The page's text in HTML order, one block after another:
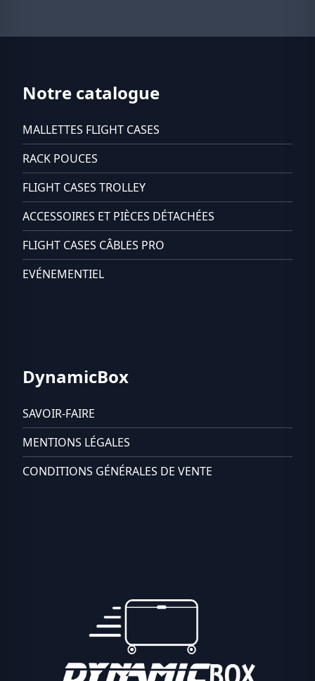
Notre catalogue
MALLETTES FLIGHT CASES
RACK POUCES
FLIGHT CASES TROLLEY
ACCESSOIRES ET PIÈCES DÉTACHÉES
FLIGHT CASES CÂBLES PRO
EVÉNEMENTIEL
DynamicBox
SAVOIR-FAIRE
MENTIONS LÉGALES
CONDITIONS GÉNÉRALES DE VENTE